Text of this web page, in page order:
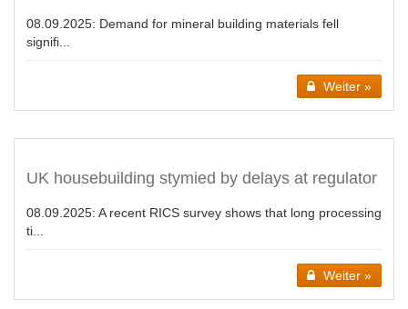
08.09.2025: Demand for mineral building materials fell
signifi...
Weiter »
UK housebuilding stymied by delays at regulator
08.09.2025: A recent RICS survey shows that long processing
ti...
Weiter »